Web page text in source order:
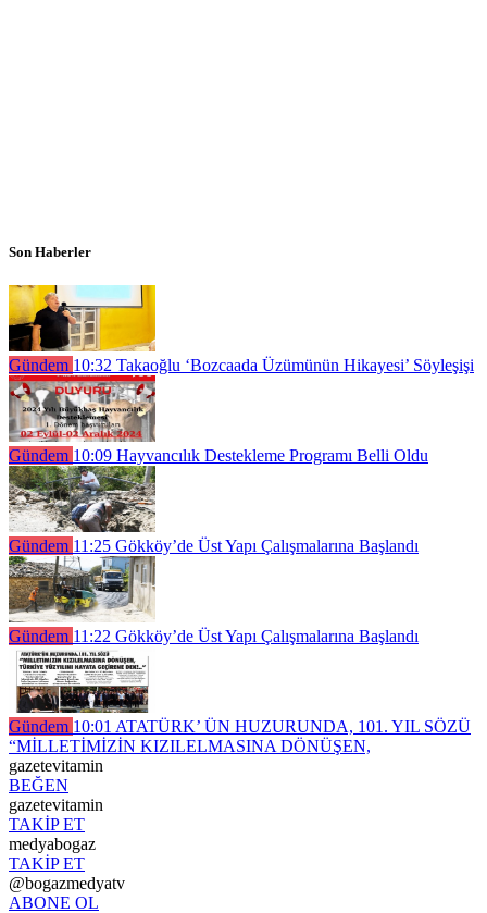
Son Haberler
Gündem 10:32 Takaoğlu ‘Bozcaada Üzümünün Hikayesi’ Söyleşişi
Gündem 10:09 Hayvancılık Destekleme Programı Belli Oldu
Gündem 11:25 Gökköy’de Üst Yapı Çalışmalarına Başlandı
Gündem 11:22 Gökköy’de Üst Yapı Çalışmalarına Başlandı
Gündem 10:01 ATATÜRK’ ÜN HUZURUNDA, 101. YIL SÖZÜ
“MİLLETİMİZİN KIZILELMASINA DÖNÜŞEN,
gazetevitamin
BEĞEN
gazetevitamin
TAKİP ET
medyabogaz
TAKİP ET
@bogazmedyatv
ABONE OL